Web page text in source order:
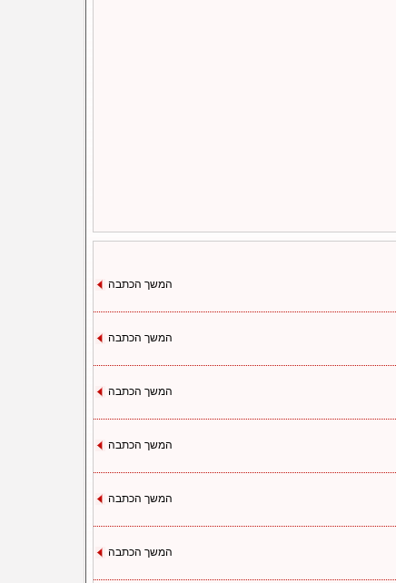
המשך הכתבה
המשך הכתבה
המשך הכתבה
המשך הכתבה
המשך הכתבה
המשך הכתבה